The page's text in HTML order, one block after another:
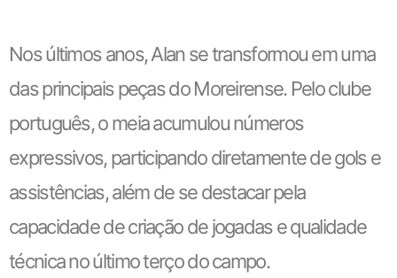
Nos últimos anos, Alan se transformou em uma
das principais peças do Moreirense. Pelo clube
português, o meia acumulou números
expressivos, participando diretamente de gols e
assistências, além de se destacar pela
capacidade de criação de jogadas e qualidade
técnica no último terço do campo.